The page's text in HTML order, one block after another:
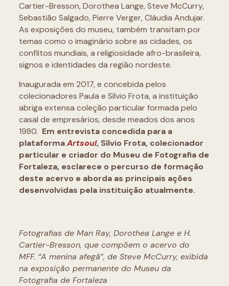
Cartier-Bresson, Dorothea Lange, Steve McCurry,
Sebastião Salgado, Pierre Verger, Cláudia Andujar.
As exposições do museu, também transitam por
temas como o imaginário sobre as cidades, os
conflitos mundiais, a religiosidade afro-brasileira,
signos e identidades da região nordeste.
Inaugurada em 2017, e concebida pelos
colecionadores Paula e Sílvio Frota, a instituição
abriga extensa coleção particular formada pelo
casal de empresários, desde meados dos anos
1980. Em entrevista concedida para a
plataformaArtsoul, Sílvio Frota, colecionador
particular e criador do Museu de Fotografia de
Fortaleza, esclarece o percurso de formação
deste acervo e aborda as principais ações
desenvolvidas pela instituição atualmente.
Fotografias de Man Ray, Dorothea Lange e H.
Cartier-Bresson, que compõem o acervo do
MFF. “A menina afegã”, de Steve McCurry, exibida
na exposição permanente do Museu da
Fotografia de Fortaleza